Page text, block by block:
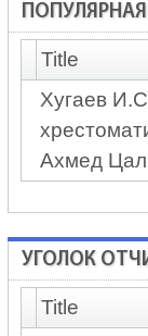
Title
Хугаев
Ахмед
УГОЛОК
Title